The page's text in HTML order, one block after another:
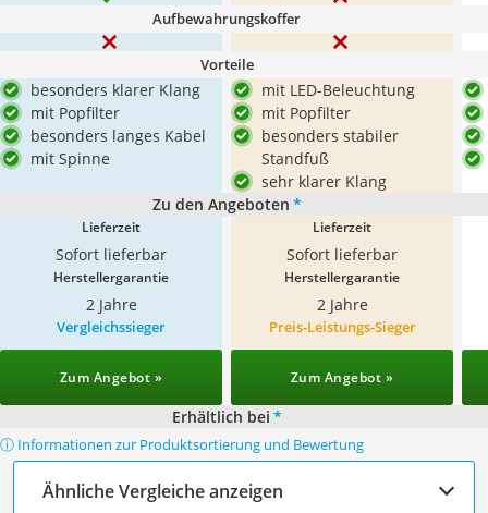
Aufbewahrungskoffer
Vorteile
besonders klarer Klang
mit Popfilter
besonders langes Kabel
mit Spinne
mit LED-Beleuchtung
mit Popfilter
besonders stabiler
Standfuß
sehr klarer Klang
Zu den Angeboten *
Lieferzeit
Sofort lieferbar
Lieferzeit
Sofort lieferbar
Herstellergarantie
2 Jahre
Herstellergarantie
2 Jahre
Vergleichssieger
Zum Angebot »
Preis-Leistungs-Sieger
Zum Angebot »
Erhältlich bei *
ⓘ Informationen zur Produktsortierung und Bewertung
Ähnliche Vergleiche anzeigen